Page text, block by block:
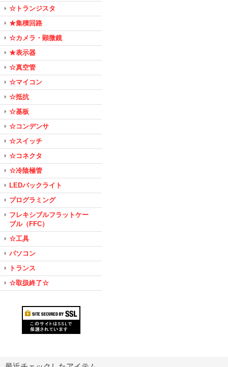
☆トランジスタ
★集積回路
☆カメラ・顕微鏡
★表示器
☆真空管
☆マイコン
☆抵抗
☆基板
☆コンデンサ
☆スイッチ
☆コネクタ
☆冷陰極管
LEDバックライト
プログラミング
フレキシブルフラットケー
ブル（FFC）
☆工具
パソコン
トランス
☆取扱終了☆